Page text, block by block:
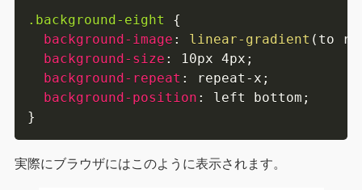
.background-eight
{
background-image : linear-gradient ( to
background-size : 10px 4px ;
background-repeat : repeat-x ;
background-position : left bottom ;
}
実際にブラウザにはこのように表示されます。